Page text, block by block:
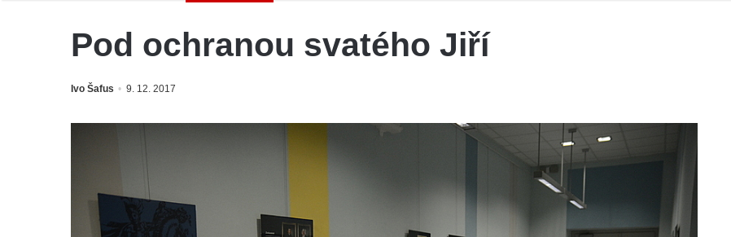
Pod ochranou svatého Jiří
Ivo Šafus 9. 12. 2017